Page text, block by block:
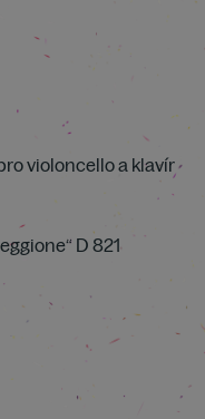
violoncello a klavír
D 821